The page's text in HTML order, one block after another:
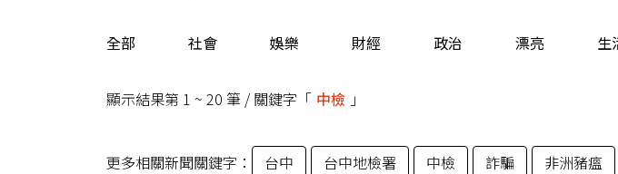
運勢
全部 社會 娛樂 財經 政治 漂亮 生
顯示結果第 1 ~ 20 筆 / 關鍵字「 中檢 」
更多相關新聞關鍵字： 台中 台中地檢署 中檢 詐騙 非洲豬瘟